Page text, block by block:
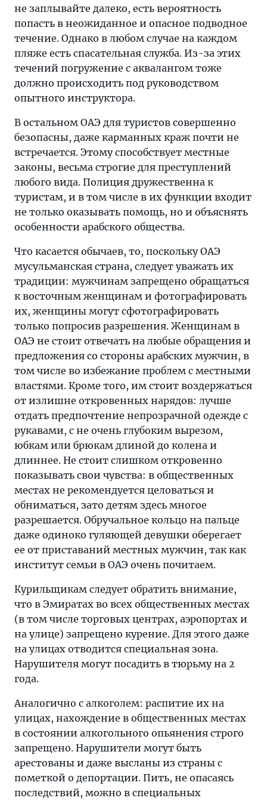
не заплывайте далеко, есть вероятность
попасть в неожиданное и опасное подводное
течение. Однако в любом случае на каждом
пляже есть спасательная служба. Из-за этих
течений погружение с аквалангом тоже
должно происходить под руководством
опытного инструктора.
В остальном ОАЭ для туристов совершенно
безопасны, даже карманных краж почти не
встречается. Этому способствует местные
законы, весьма строгие для преступлений
любого вида. Полиция дружественна к
туристам, и в том числе в их функции входит
не только оказывать помощь, но и объяснять
особенности арабского общества.
Что касается обычаев, то, поскольку ОАЭ
мусульманская страна, следует уважать их
традиции: мужчинам запрещено обращаться
к восточным женщинам и фотографировать
их, женщины могут сфотографировать
только попросив разрешения. Женщинам в
ОАЭ не стоит отвечать на любые обращения и
предложения со стороны арабских мужчин, в
том числе во избежание проблем с местными
властями. Кроме того, им стоит воздержаться
от излишне откровенных нарядов: лучше
отдать предпочтение непрозрачной одежде с
рукавами, с не очень глубоким вырезом,
юбкам или брюкам длиной до колена и
длиннее. Не стоит слишком откровенно
показывать свои чувства: в общественных
местах не рекомендуется целоваться и
обниматься, зато детям здесь многое
разрешается. Обручальное кольцо на пальце
даже одиноко гуляющей девушки оберегает
ее от приставаний местных мужчин, так как
институт семьи в ОАЭ очень почитаем.
Курильщикам следует обратить внимание,
что в Эмиратах во всех общественных местах
(в том числе торговых центрах, аэропортах и
на улице) запрещено курение. Для этого даже
на улицах отводится специальная зона.
Нарушителя могут посадить в тюрьму на 2
года.
Аналогично с алкоголем: распитие их на
улицах, нахождение в общественных местах
в состоянии алкогольного опьянения строго
запрещено. Нарушители могут быть
арестованы и даже высланы из страны с
пометкой о депортации. Пить, не опасаясь
последствий, можно в специальных